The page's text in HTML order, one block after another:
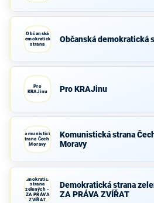
Občanská
demokratická
strana
Občanská demokratická
Pro
KRAJinu
Pro KRAJinu
Komunistická
strana Čech a
Moravy
Komunistická strana
Moravy
Demokratická
strana
zelených -
ZA PRÁVA
ZVÍŘAT
Demokratická strana
ZA PRÁVA ZVÍŘAT